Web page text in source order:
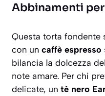
Abbinamenti
Questa torta fondente
con un caffè espresso
bilancia la dolcezza
note amare. Per chi
delicate, un tè nero